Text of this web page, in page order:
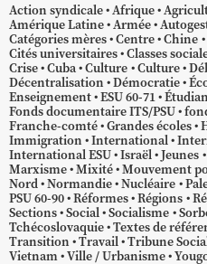
Action syndicale Afrique
Amérique Latine Armée
Catégories mères Centre Chine
Cités universitaires Classes
Crise Cuba Culture Culture
Décentralisation Démocratie
Enseignement ESU 60-71
Fonds documentaire ITS/PSU
Franche-comté Grandes écoles
Immigration International
International ESU Israël Jeunes
Marxisme Mixité Mouvement
Nord Normandie Nucléaire
PSU 60-90 Réformes Régions
Sections Social Socialisme
Tchécoslovaquie Textes de
Transition Travail Tribune
Vietnam Ville / Urbanisme